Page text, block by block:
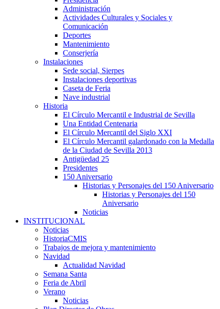
Administración
Actividades Culturales y Sociales y
Comunicación
Deportes
Mantenimiento
Conserjería
Instalaciones
Sede social, Sierpes
Instalaciones deportivas
Caseta de Feria
Nave industrial
Historia
El Círculo Mercantil e Industrial de Sevilla
Una Entidad Centenaria
El Círculo Mercantil del Siglo XXI
El Círculo Mercantil galardonado con la Medalla
de la Ciudad de Sevilla 2013
Antigüedad 25
Presidentes
150 Aniversario
Historias y Personajes del 150 Aniversario
Historias y Personajes del 150
Aniversario
Noticias
INSTITUCIONAL
Noticias
HistoriaCMIS
Trabajos de mejora y mantenimiento
Navidad
Actualidad Navidad
Semana Santa
Feria de Abril
Verano
Noticias